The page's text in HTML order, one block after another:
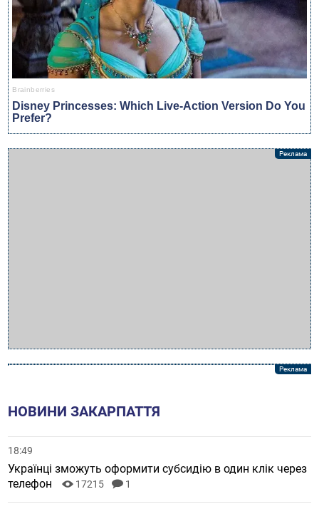
НОВИНИ ЗАКАРПАТТЯ
18:49
Українці зможуть оформити субсидію в один клік через
телефон
17215 1